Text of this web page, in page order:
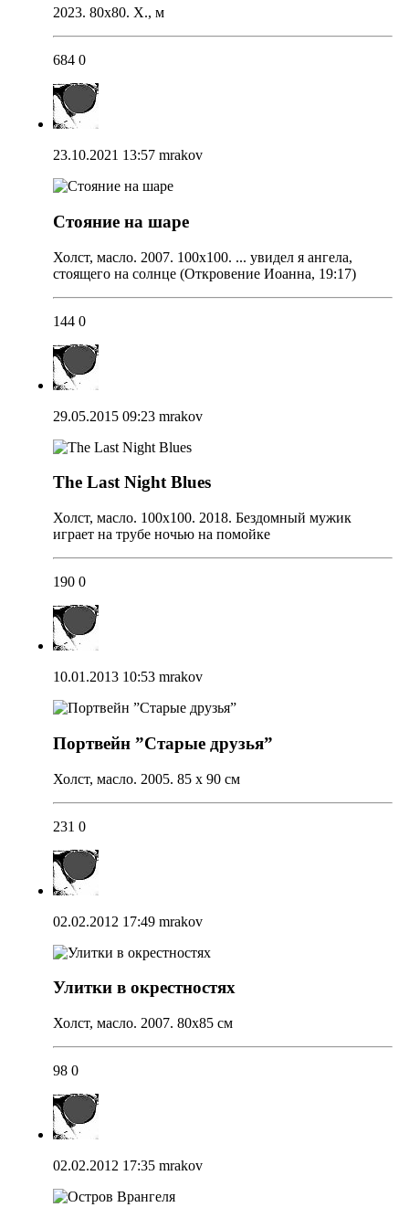
2023. 80х80. Х., м
684 0
23.10.2021 13:57 mrakov
Стояние на шаре
Холст, масло. 2007. 100х100. ... увидел я ангела,
стоящего на солнце (Откровение Иоанна, 19:17)
144 0
29.05.2015 09:23 mrakov
The Last Night Blues
Холст, масло. 100х100. 2018. Бездомный мужик
играет на трубе ночью на помойке
190 0
10.01.2013 10:53 mrakov
Портвейн ”Старые друзья”
Холст, масло. 2005. 85 х 90 см
231 0
02.02.2012 17:49 mrakov
Улитки в окрестностях
Холст, масло. 2007. 80х85 см
98 0
02.02.2012 17:35 mrakov